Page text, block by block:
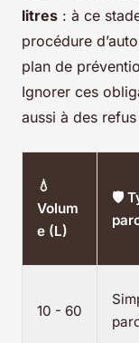
litres : à ce
procédure
plan de
Ignorer ces
aussi à des refus
💧
Volum
e (L)
🛡️
10 - 60